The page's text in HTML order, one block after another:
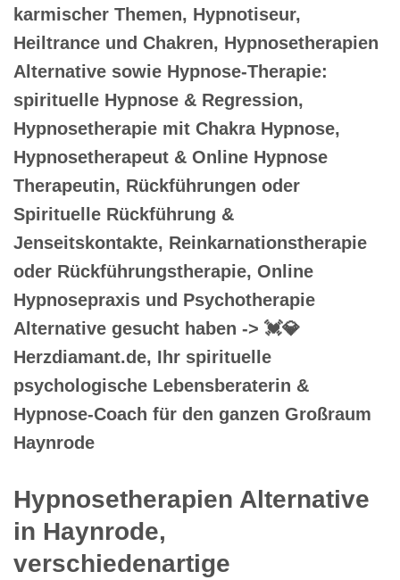
karmischer Themen, Hypnotiseur,
Heiltrance und Chakren, Hypnosetherapien
Alternative sowie Hypnose-Therapie:
spirituelle Hypnose & Regression,
Hypnosetherapie mit Chakra Hypnose,
Hypnosetherapeut & Online Hypnose
Therapeutin, Rückführungen oder
Spirituelle Rückführung &
Jenseitskontakte, Reinkarnationstherapie
oder Rückführungstherapie, Online
Hypnosepraxis und Psychotherapie
Alternative gesucht haben -> 💓️💎
Herzdiamant.de, Ihr spirituelle
psychologische Lebensberaterin &
Hypnose-Coach für den ganzen Großraum
Haynrode
Hypnosetherapien Alternative
in Haynrode,
verschiedenartige